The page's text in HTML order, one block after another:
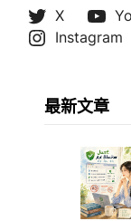
X
Instagram
最新文章